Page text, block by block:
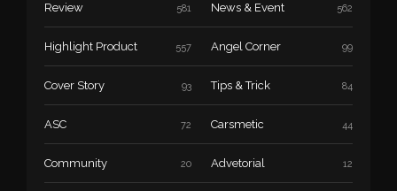
Review 581 News & Event 562
Highlight Product 557 Angel Corner 99
Cover Story 93 Tips & Trick 84
ASC 72 Carsmetic 44
Community 20 Advetorial 12